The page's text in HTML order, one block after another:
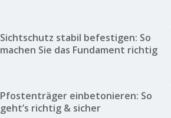
Sichtschutz stabil befestigen: So
machen Sie das Fundament richtig
Pfostenträger einbetonieren: So
geht’s richtig & sicher